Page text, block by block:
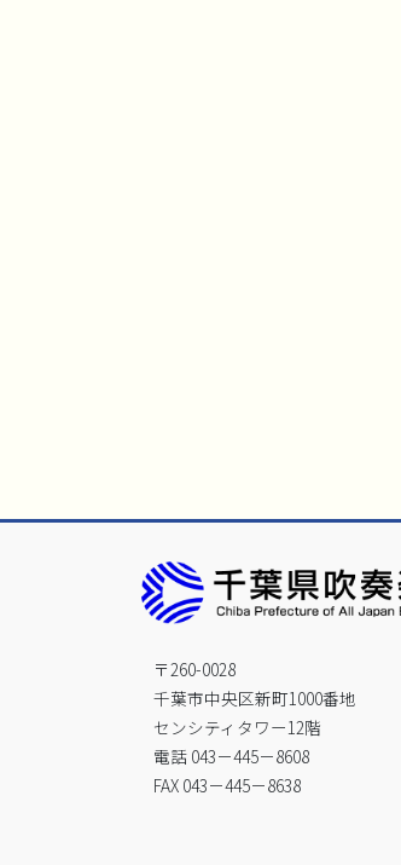
〒260-0028
千葉市中央区新町1000番地
センシティタワー12階
電話 043－445－8608
FAX 043－445－8638